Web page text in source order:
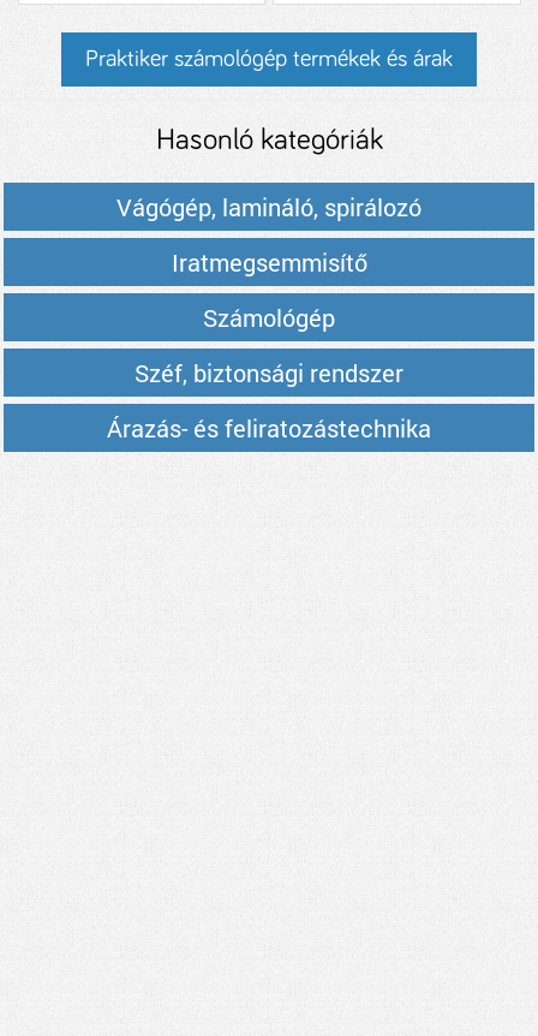
Praktiker számológép termékek és árak
Hasonló kategóriák
Vágógép, lamináló, spirálozó
Iratmegsemmisítő
Számológép
Széf, biztonsági rendszer
Árazás- és feliratozástechnika